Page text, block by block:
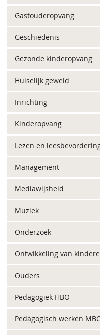
Gastouderopvang
Geschiedenis
Gezonde kinderopvang
Huiselijk geweld
Inrichting
Kinderopvang
Lezen en
Management
Mediawijsheid
Muziek
Onderzoek
Ontwikkeling van
Ouders
Pedagogiek HBO
Pedagogisch werken